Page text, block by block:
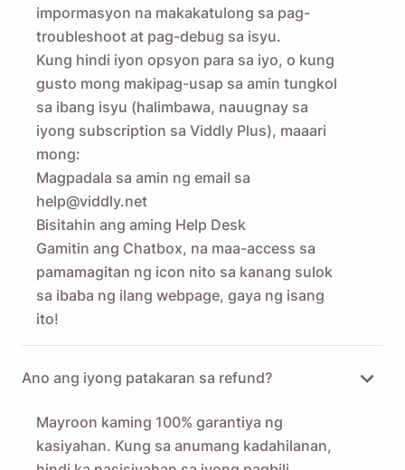
impormasyon na makakatulong sa pag-
troubleshoot at pag-debug sa isyu.
Kung hindi iyon opsyon para sa iyo, o kung
gusto mong makipag-usap sa amin tungkol
sa ibang isyu (halimbawa, nauugnay sa
iyong subscription sa Viddly Plus), maaari
mong:
Magpadala sa amin ng email sa
help@viddly.net
Bisitahin ang aming Help Desk
Gamitin ang Chatbox, na maa-access sa
pamamagitan ng icon nito sa kanang sulok
sa ibaba ng ilang webpage, gaya ng isang
ito!
Ano ang iyong patakaran sa refund?
Mayroon kaming 100% garantiya ng
kasiyahan. Kung sa anumang kadahilanan,